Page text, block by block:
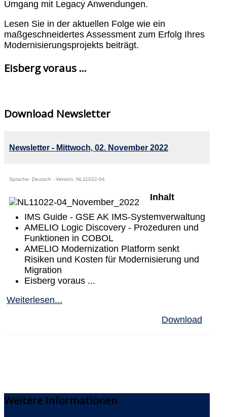
Umgang mit Legacy Anwendungen.
Lesen Sie in der aktuellen Folge wie ein
maßgeschneidertes Assessment zum Erfolg Ihres
Modernisierungsprojekts beiträgt.
Eisberg voraus ...
Download Newsletter
Newsletter - Mittwoch, 02. November 2022
Sprache: Deutsch - Version: NL11022-04
Inhalt
IMS Guide - GSE AK IMS-Systemverwaltung
AMELIO Logic Discovery - Prozeduren und
Funktionen in COBOL
AMELIO Modernization Platform senkt
Risiken und Kosten für Modernisierung und
Migration
Eisberg voraus ...
Weiterlesen...
Download
Weitere Informationen